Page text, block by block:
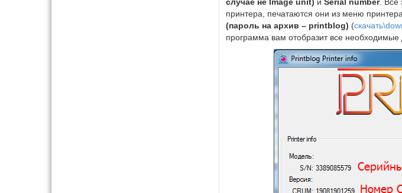
принтера, печатаются они из меню
(пароль на архив – printblog) (
программа вам отобразит все